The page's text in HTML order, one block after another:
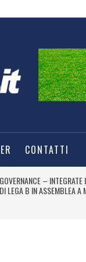
CONTATTI
STA
09